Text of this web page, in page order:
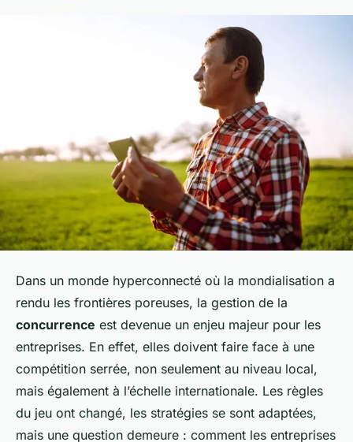
Dans un monde hyperconnecté où la mondialisation a
rendu les frontières poreuses, la gestion de la
concurrence est devenue un enjeu majeur pour les
entreprises. En effet, elles doivent faire face à une
compétition serrée, non seulement au niveau local,
mais également à l’échelle internationale. Les règles
du jeu ont changé, les stratégies se sont adaptées,
mais une question demeure : comment les entreprises